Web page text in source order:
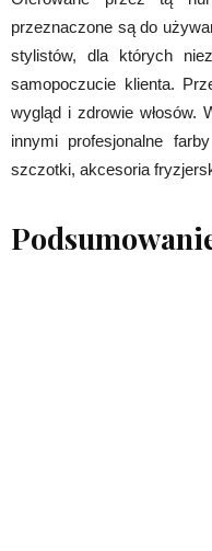
przeznaczone są do
stylistów, dla których
samopoczucie klienta.
wygląd i zdrowie włosów.
innymi profesjonalne
szczotki, akcesoria